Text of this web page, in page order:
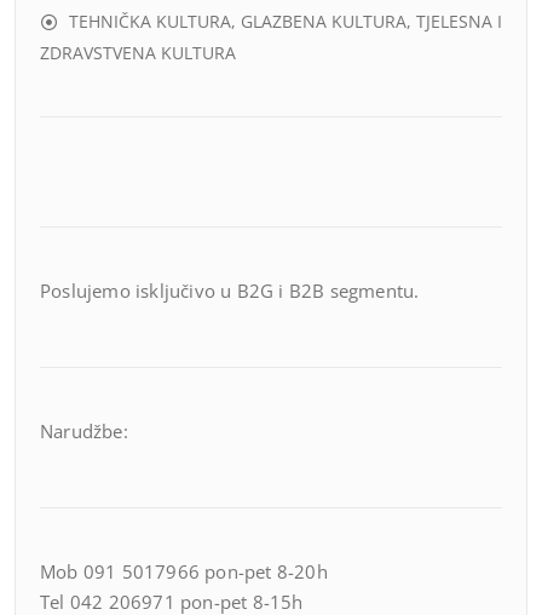
TEHNIČKA KULTURA, GLAZBENA KULTURA, TJELESNA I
ZDRAVSTVENA KULTURA
Poslujemo isključivo u B2G i B2B segmentu.
Narudžbe:
Mob 091 5017966 pon-pet 8-20h
Tel 042 206971 pon-pet 8-15h